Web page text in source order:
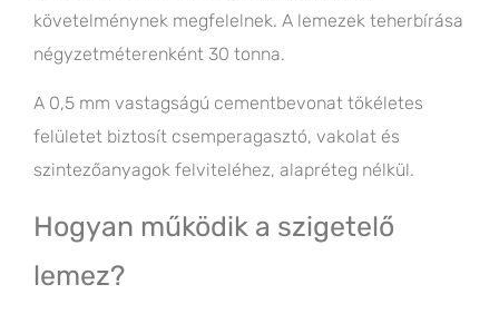
követelménynek megfelelnek. A lemezek teherbírása
négyzetméterenként 30 tonna.
A 0,5 mm vastagságú cementbevonat tökéletes
felületet biztosít csemperagasztó, vakolat és
szintezőanyagok felviteléhez, alapréteg nélkül.
Hogyan működik a szigetelő
lemez?